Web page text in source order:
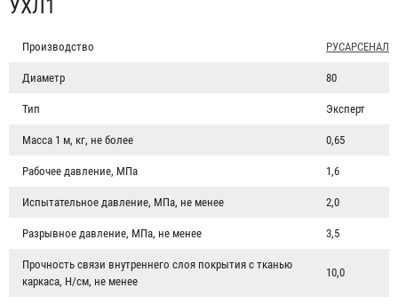
УХЛ1
Производство РУСАРСЕНАЛ
Диаметр 80
Тип Эксперт
Масса 1 м, кг, не более 0,65
Рабочее давление, МПа 1,6
Испытательное давление, МПа, не менее 2,0
Разрывное давление, МПа, не менее 3,5
Прочность связи внутреннего слоя покрытия с тканью
каркаса, Н/см, не менее
10,0